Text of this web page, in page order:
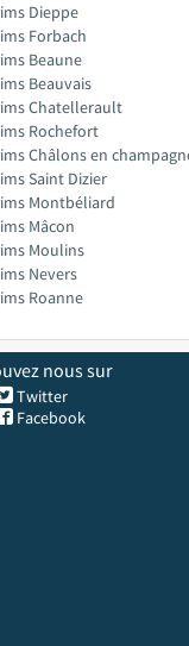
Dieppe
Forbach
Beaune
Beauvais
Chatellerault
Rochefort
Châlons en
Saint Dizier
Montbéliard
Mâcon
Moulins
Nevers
Roanne
nous sur
Twitter
Facebook